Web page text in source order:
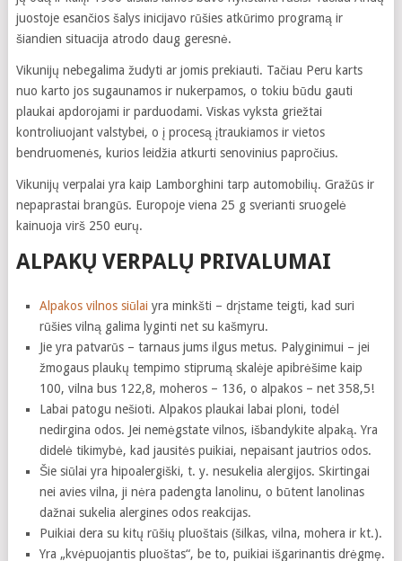
juostoje esančios šalys inicijavo rūšies atkūrimo programą ir
šiandien situacija atrodo daug geresnė.
Vikunijų nebegalima žudyti ar jomis prekiauti. Tačiau Peru karts
nuo karto jos sugaunamos ir nukerpamos, o tokiu būdu gauti
plaukai apdorojami ir parduodami. Viskas vyksta griežtai
kontroliuojant valstybei, o į procesą įtraukiamos ir vietos
bendruomenės, kurios leidžia atkurti senovinius papročius.
Vikunijų verpalai yra kaip Lamborghini tarp automobilių. Gražūs ir
nepaprastai brangūs. Europoje viena 25 g sverianti sruogelė
kainuoja virš 250 eurų.
ALPAKŲ VERPALŲ PRIVALUMAI
Alpakos vilnos siūlai yra minkšti – drįstame teigti, kad suri
rūšies vilną galima lyginti net su kašmyru.
Jie yra patvarūs – tarnaus jums ilgus metus. Palyginimui – jei
žmogaus plaukų tempimo stiprumą skalėje apibrėšime kaip
100, vilna bus 122,8, moheros – 136, o alpakos – net 358,5!
Labai patogu nešioti. Alpakos plaukai labai ploni, todėl
nedirgina odos. Jei nemėgstate vilnos, išbandykite alpaką. Yra
didelė tikimybė, kad jausitės puikiai, nepaisant jautrios odos.
Šie siūlai yra hipoalergiški, t. y. nesukelia alergijos. Skirtingai
nei avies vilna, ji nėra padengta lanolinu, o būtent lanolinas
dažnai sukelia alergines odos reakcijas.
Puikiai dera su kitų rūšių pluoštais (šilkas, vilna, mohera ir kt.).
Yra „kvėpuojantis pluoštas“, be to, puikiai išgarinantis drėgmę.